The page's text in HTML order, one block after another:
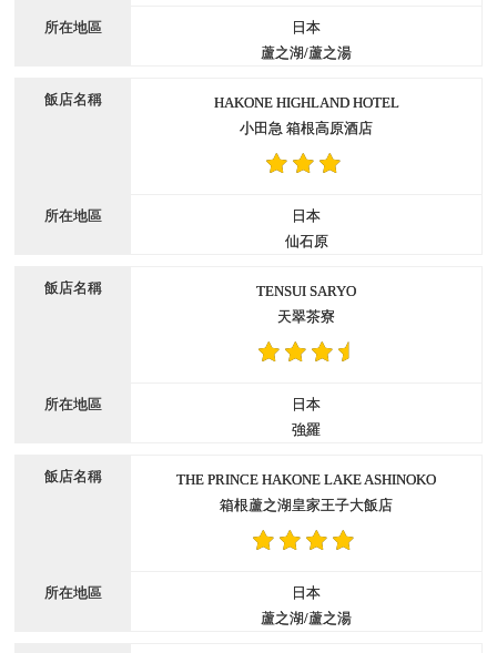
日本
蘆之湖/蘆之湯
HAKONE HIGHLAND HOTEL
小田急 箱根高原酒店
日本
仙石原
TENSUI SARYO
天翠茶寮
日本
強羅
THE PRINCE HAKONE LAKE ASHINOKO
箱根蘆之湖皇家王子大飯店
日本
蘆之湖/蘆之湯